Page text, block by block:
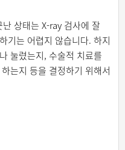
상태는 X-ray 검사에 잘
기는 어렵지 않습니다. 하지
눌렸는지, 수술적 치료를
는지 등을 결정하기 위해서